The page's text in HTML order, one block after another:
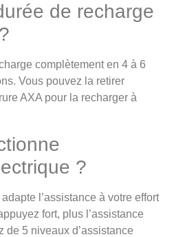
de recharge
complètement en 4 à 6
Vous pouvez la retirer
AXA pour la recharger à
?
l’assistance à votre effort
fort, plus l’assistance
de 5 niveaux d’assistance